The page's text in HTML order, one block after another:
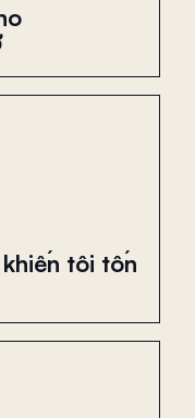
tôi tốn